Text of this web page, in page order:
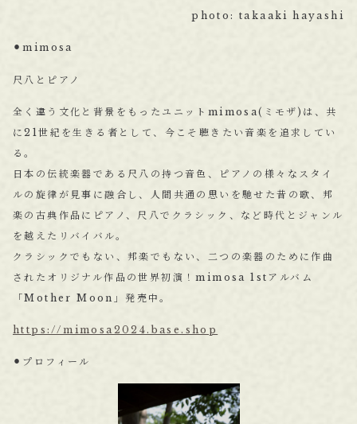
photo: takaaki hayashi
⚫︎mimosa
尺八とピアノ
全く違う文化と背景をもったユニットmimosa(ミモザ)は、共
に21世紀を生きる者として、今こそ聴きたい音楽を追求してい
る。
日本の伝統楽器である尺八の持つ音色、ピアノの様々なスタイ
ルの旋律が見事に融合し、人間共通の思いを馳せた昔の歌、邦
楽の古典作品にピアノ、尺八でクラシック、など時代とジャンル
を越えたリバイバル。
クラシックでもない、邦楽でもない、二つの楽器のために作曲
されたオリジナル作品の世界初演！mimosa 1stアルバム
「Mother Moon」発売中。
https://mimosa2024.base.shop
⚫︎プロフィール